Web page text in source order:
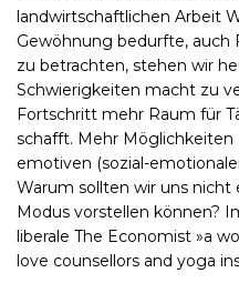
landwirtschaftlichen Arbeit
Gewöhnung bedurfte, auch
zu betrachten, stehen wir
Schwierigkeiten macht zu
Fortschritt mehr Raum für
schafft. Mehr Möglichkeiten
emotiven (sozial-
Warum sollten wir uns nicht
Modus vorstellen können?
liberale The Economist »a
love counsellors and yoga